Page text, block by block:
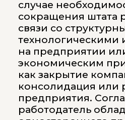
случае
сокращения штата
связи со
технологическими
на предприятии
экономическим
как закрытие
консолидация или
предприятия.
работодатель